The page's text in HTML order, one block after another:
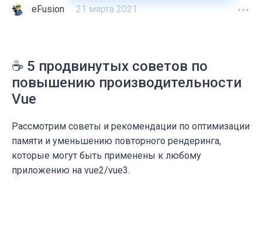
eFusion 21 марта 2021
☕ 5 продвинутых советов по
повышению производительности
Vue
Рассмотрим советы и рекомендации по оптимизации
памяти и уменьшению повторного рендеринга,
которые могут быть применены к любому
приложению на vue2/vue3.